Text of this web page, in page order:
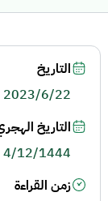
التاريخ
2023/6/22
التاريخ
4/12/1444
زمن القراءة